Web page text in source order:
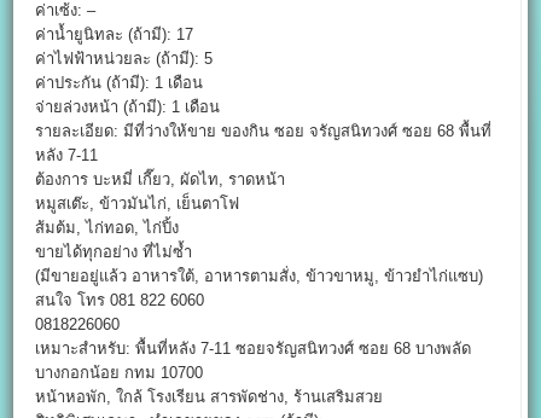
ค่าเซ้ง: –
ค่าน้ำยูนิทละ (ถ้ามี): 17
ค่าไฟฟ้าหน่วยละ (ถ้ามี): 5
ค่าประกัน (ถ้ามี): 1 เดือน
จ่ายล่วงหน้า (ถ้ามี): 1 เดือน
รายละเอียด: มีที่ว่างให้ขาย ของกิน ซอย จรัญสนิทวงศ์ ซอย 68 พื้นที่
หลัง 7-11
ต้องการ บะหมี่ เกี๊ยว, ผัดไท, ราดหน้า
หมูสเต๊ะ, ข้าวมันไก่, เย็นตาโฟ
ส้มต้ม, ไก่ทอด, ไก่ปิ้ง
ขายได้ทุกอย่าง ที่ไม่ซ้ำ
(มีขายอยู่แล้ว อาหารใต้, อาหารตามสั่ง, ข้าวขาหมู, ข้าวยำไก่แซบ)
สนใจ โทร 081 822 6060
0818226060
เหมาะสำหรับ: พื้นที่หลัง 7-11 ซอยจรัญสนิทวงศ์ ซอย 68 บางพลัด
บางกอกน้อย กทม 10700
หน้าหอพัก, ใกล้ โรงเรียน สารพัดช่าง, ร้านเสริมสวย